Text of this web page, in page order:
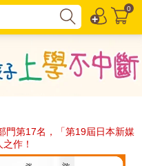
0
門第17名，「第19屆日本新媒
作！